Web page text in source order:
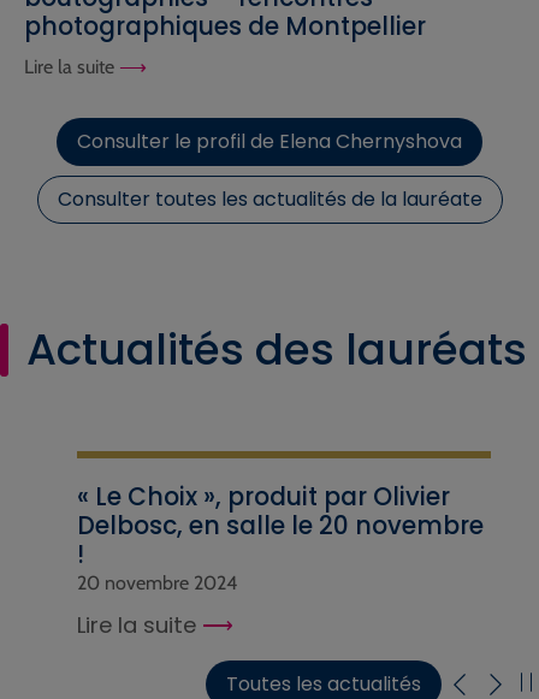
photographiques de Montpellier
Lire la suite
Consulter le profil de Elena Chernyshova
Consulter toutes les actualités de la lauréate
Actualités des lauréats
« Le Choix », produit par Olivier
Delbosc, en salle le 20 novembre
!
20 novembre 2024
Lire la suite
Toutes les actualités